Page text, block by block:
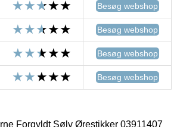
Besøg webshop
Besøg webshop
Besøg webshop
Besøg webshop
Forgyldt Sølv Ørestikker 03911407